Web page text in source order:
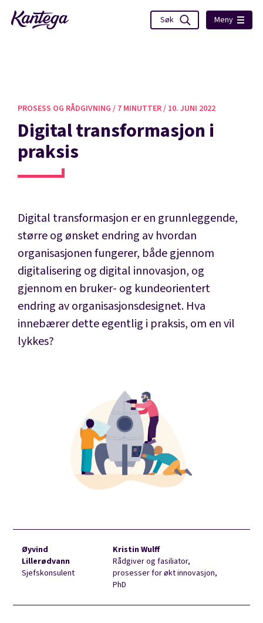
Meny
PROSESS OG RÅDGIVNING / 7 MINUTTER / 10. JUNI 2022
Digital transformasjon i
praksis
Digital transformasjon er en grunnleggende,
større og ønsket endring av hvordan
organisasjonen fungerer, både gjennom
digitalisering og digital innovasjon, og
gjennom en bruker- og kundeorientert
endring av organisasjonsdesignet. Hva
innebærer dette egentlig i praksis, om en vil
lykkes?
Øyvind
Lillerødvann
Sjefskonsulent
Kristin Wulff
Rådgiver og fasiliator,
prosesser for økt innovasjon,
PhD